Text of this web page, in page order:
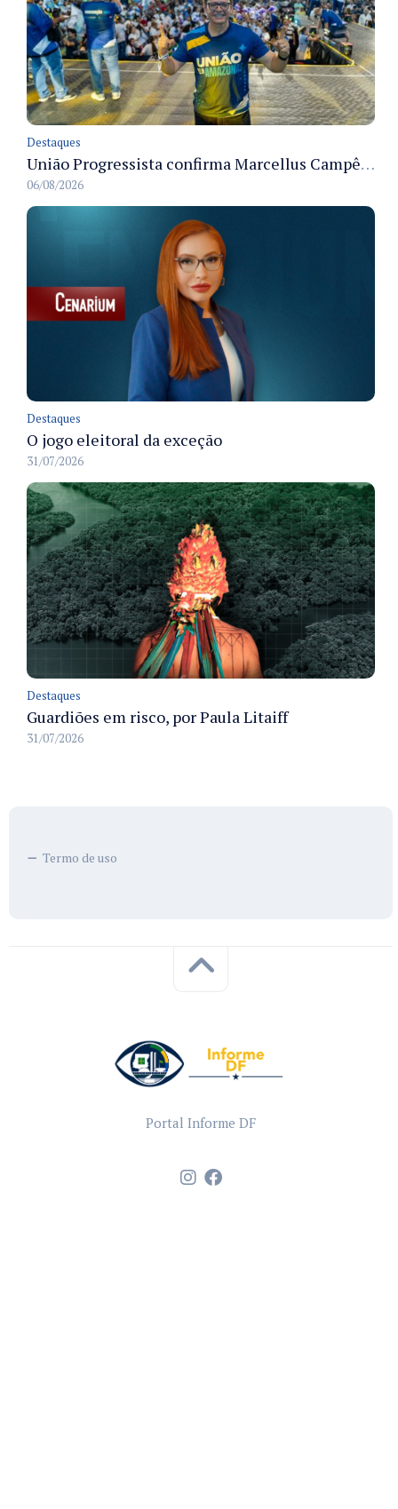
Destaques
União Progressista confirma Marcellus Campêlo como candidato a deputado estadual
06/08/2026
Destaques
O jogo eleitoral da exceção
31/07/2026
Destaques
Guardiões em risco, por Paula Litaiff
31/07/2026
Termo de uso
Portal Informe DF